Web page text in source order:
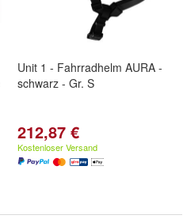
Unit 1 - Fahrradhelm AURA -
schwarz - Gr. S
212,87 €
Kostenloser Versand